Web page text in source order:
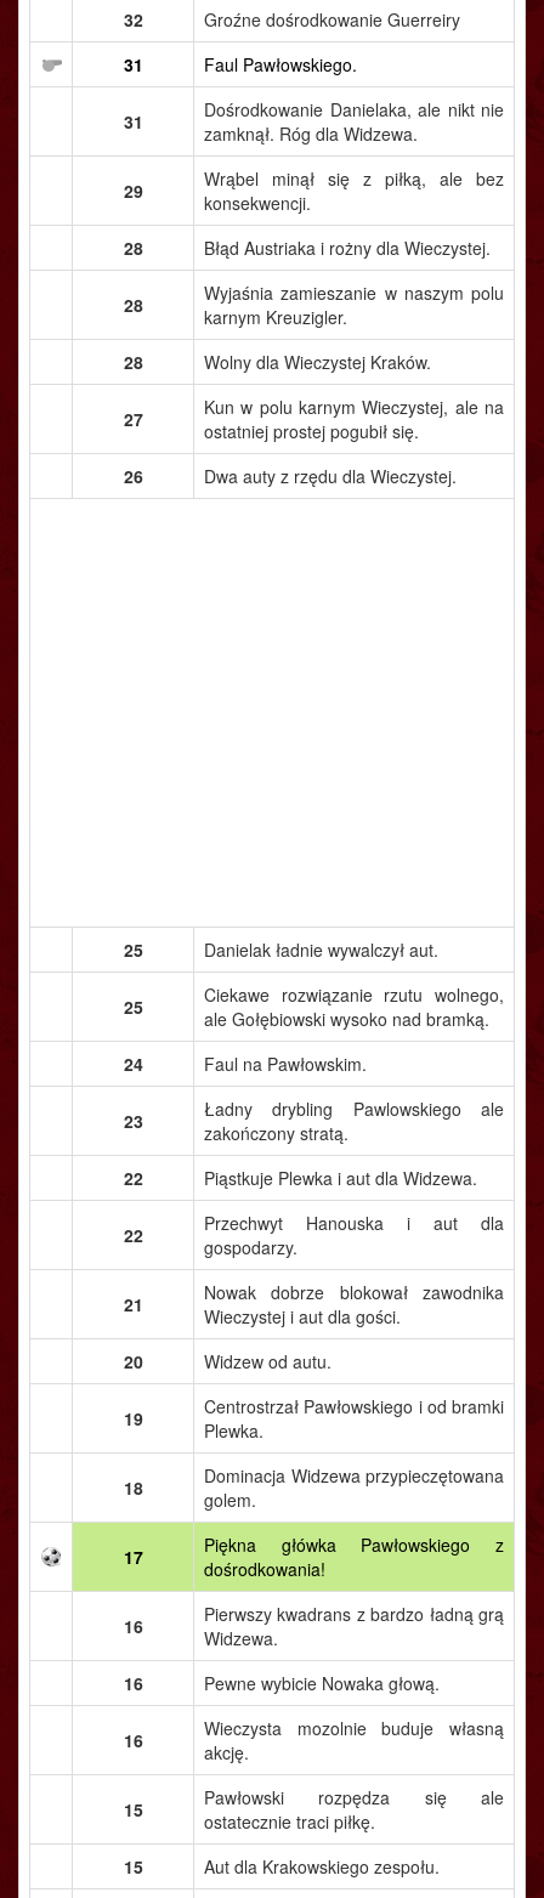
32
Groźne dośrodkowanie Guerreiry
31
Faul Pawłowskiego.
31
Dośrodkowanie Danielaka, ale nikt nie
zamknął. Róg dla Widzewa.
29
Wrąbel minął się z piłką, ale bez
konsekwencji.
28
Błąd Austriaka i rożny dla Wieczystej.
28
Wyjaśnia zamieszanie w naszym polu
karnym Kreuzigler.
28
Wolny dla Wieczystej Kraków.
27
Kun w polu karnym Wieczystej, ale na
ostatniej prostej pogubił się.
26
Dwa auty z rzędu dla Wieczystej.
25 Danielak ładnie wywalczył aut.
25
Ciekawe rozwiązanie rzutu wolnego,
ale Gołębiowski wysoko nad bramką.
24
Faul na Pawłowskim.
23
Ładny drybling Pawlowskiego ale
zakończony stratą.
22
Piąstkuje Plewka i aut dla Widzewa.
22
Przechwyt Hanouska i aut dla
gospodarzy.
21
Nowak dobrze blokował zawodnika
Wieczystej i aut dla gości.
20
Widzew od autu.
19
Centrostrzał Pawłowskiego i od bramki
Plewka.
18
Dominacja Widzewa przypieczętowana
golem.
17
Piękna główka Pawłowskiego z
dośrodkowania!
16
Pierwszy kwadrans z bardzo ładną grą
Widzewa.
16
Pewne wybicie Nowaka głową.
16
Wieczysta mozolnie buduje własną
akcję.
15
Pawłowski rozpędza się ale
ostatecznie traci piłkę.
15
Aut dla Krakowskiego zespołu.